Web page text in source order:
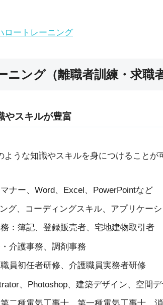
ートレーニング
ニング（離職者訓練・求職
やスキルが豊富
うな知識やスキルを身につけることが
ナー、Word、Excel、PowerPointなど
グ、コーディングスキル、アプリケー
：簿記、登録販売者、宅地建物取引者
介護事務、調剤事務
員初任者研修、介護職員実務者研修
、Photoshop、建築デザイン、空間